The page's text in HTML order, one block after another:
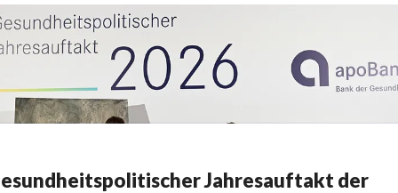
Jahresauftakt der